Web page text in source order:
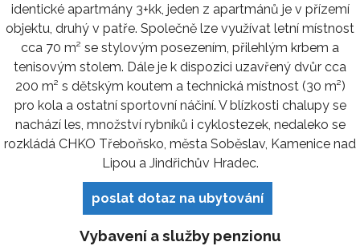
identické apartmány 3+kk, jeden z apartmánů je v přízemí
objektu, druhý v patře. Společně lze využívat letní místnost
cca 70 m² se stylovým posezením, přilehlým krbem a
tenisovým stolem. Dále je k dispozici uzavřený dvůr cca
200 m² s dětským koutem a technická místnost (30 m²)
pro kola a ostatní sportovní náčiní. V blízkosti chalupy se
nachází les, množství rybníků i cyklostezek, nedaleko se
rozkládá CHKO Třeboňsko, města Soběslav, Kamenice nad
Lipou a Jindřichův Hradec.
poslat dotaz na ubytování
Vybavení a služby penzionu